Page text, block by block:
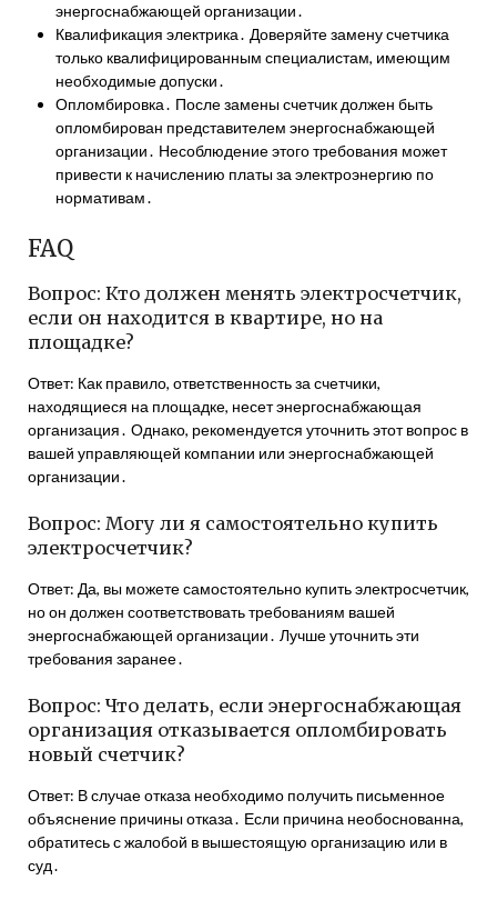
энергоснабжающей организации․
Квалификация электрика․ Доверяйте замену счетчика
только квалифицированным специалистам, имеющим
необходимые допуски․
Опломбировка․ После замены счетчик должен быть
опломбирован представителем энергоснабжающей
организации․ Несоблюдение этого требования может
привести к начислению платы за электроэнергию по
нормативам․
FAQ
Вопрос: Кто должен менять электросчетчик,
если он находится в квартире, но на
площадке?
Ответ: Как правило, ответственность за счетчики,
находящиеся на площадке, несет энергоснабжающая
организация․ Однако, рекомендуется уточнить этот вопрос в
вашей управляющей компании или энергоснабжающей
организации․
Вопрос: Могу ли я самостоятельно купить
электросчетчик?
Ответ: Да, вы можете самостоятельно купить электросчетчик,
но он должен соответствовать требованиям вашей
энергоснабжающей организации․ Лучше уточнить эти
требования заранее․
Вопрос: Что делать, если энергоснабжающая
организация отказывается опломбировать
новый счетчик?
Ответ: В случае отказа необходимо получить письменное
объяснение причины отказа․ Если причина необоснованна,
обратитесь с жалобой в вышестоящую организацию или в
суд․